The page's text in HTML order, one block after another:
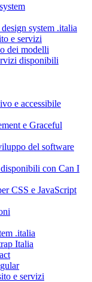
system .italia
e servizi
dei modelli
disponibili
e accessibile
e Graceful
del software
con Can I
CSS e JavaScript
.italia
Italia
e servizi